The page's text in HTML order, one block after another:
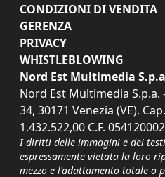
CONDIZIONI DI VENDITA
GERENZA
PRIVACY
WHISTLEBLOWING
Nord Est Multimedia
Nord Est Multimedia S.p.a.
34, 30171 Venezia (VE).
1.432.522,00 C.F.
I diritti delle immagini e dei
espressamente vietata la loro
mezzo e l'adattamento totale o